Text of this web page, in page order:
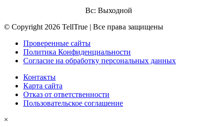
Вс: Выходной
© Copyright 2026 TellTrue | Все права защищены
Проверенные сайты
Политика Конфиденциальности
Согласие на обработку персональных данных
Контакты
Карта сайта
Отказ от ответственности
Пользовательское соглашение
×